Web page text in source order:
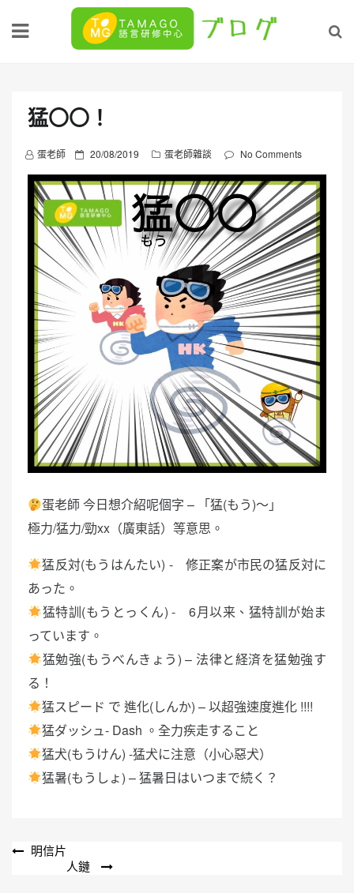
猛〇〇！
蛋老師
P
o
s
t
e
o
20/08/2019 蛋老師雜談 No Comments
蛋老師 今日想介紹呢個字 – 「猛(もう)〜」
極力/猛力/勁xx（廣東話）等意思。
猛反対(もうはんたい) - 修正案が市民の猛反対に
あった。
猛特訓(もうとっくん) - 6月以来、猛特訓が始ま
っています。
猛勉強(もうべんきょう) – 法律と経済を猛勉強す
る！
猛スピード で 進化(しんか) – 以超強速度進化 !!!!
猛ダッシュ- Dash 。全力疾走すること
猛犬(もうけん) -猛犬に注意（小心惡犬）
猛暑(もうしょ) – 猛暑日はいつまで続く？
文 明信片
人鏈